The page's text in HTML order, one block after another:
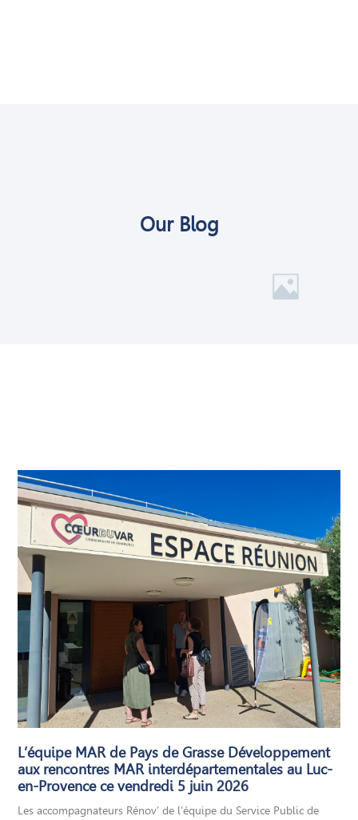
Our Blog
L’équipe MAR de Pays de Grasse Développement
aux rencontres MAR interdépartementales au Luc-
en-Provence ce vendredi 5 juin 2026
Les accompagnateurs Rénov’ de l’équipe du Service Public de